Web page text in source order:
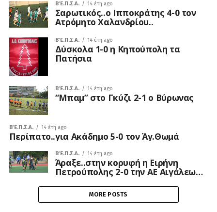
Β΄ Ε.Π.Σ.Α. 14 έτη ago
Σαρωτικός..ο Ιπποκράτης 4-0 τον
Ατρόμητο Χαλανδρίου..
Β΄ Ε.Π.Σ.Α. 14 έτη ago
Δύσκολα 1-0 η Κηπούπολη τα
Πατήσια
Β΄ Ε.Π.Σ.Α. 14 έτη ago
“Μπαμ” στο Γκύζι 2-1 ο Βύρωνας
Β΄ Ε.Π.Σ.Α. 14 έτη ago
Περίπατο..για Ακάδημο 5-0 τον Άγ.Θωμά
Β΄ Ε.Π.Σ.Α. 14 έτη ago
Άραξε..στην κορυφή η Ειρήνη
Πετρούπολης 2-0 την ΑΕ Αιγάλεω…
MORE POSTS